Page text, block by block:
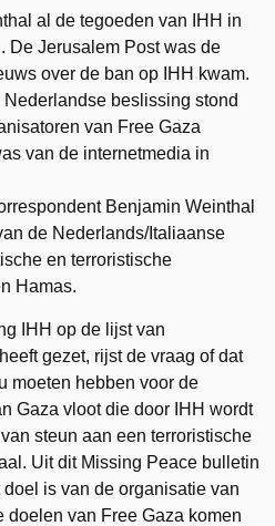
al de tegoeden van IHH in
De Jerusalem Post was de
over de ban op IHH kwam.
Nederlandse beslissing stond
van Free Gaza
van de internetmedia in
Benjamin Weinthal
de Nederlands/Italiaanse
en terroristische
Hamas.
IHH op de lijst van
gezet, rijst de vraag of dat
moeten hebben voor de
Gaza vloot die door IHH wordt
steun aan een terroristische
Uit dit Missing Peace bulletin
is van de organisatie van
doelen van Free Gaza komen